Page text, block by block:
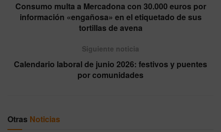
Consumo multa a Mercadona con 30.000 euros por
información «engañosa» en el etiquetado de sus
tortillas de avena
Siguiente noticia
Calendario laboral de junio 2026: festivos y puentes
por comunidades
Otras Noticias